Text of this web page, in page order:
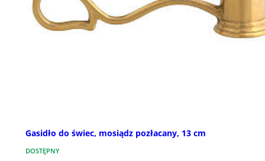
Gasidło do świec, mosiądz pozłacany, 13 cm
DOSTĘPNY